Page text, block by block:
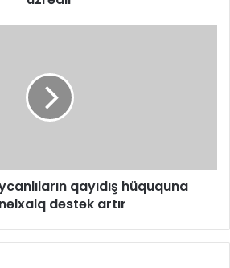
qayıdış hüququna
dəstək artır